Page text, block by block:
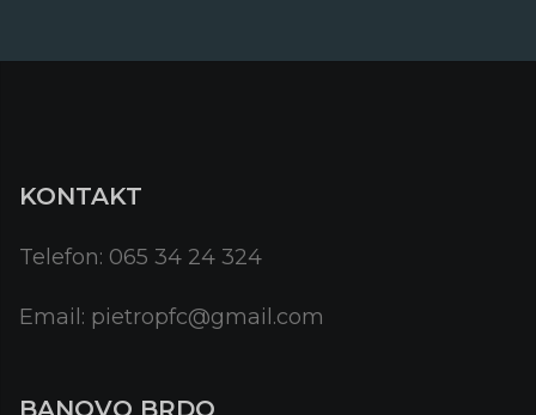
KONTAKT
Telefon: 065 34 24 324
Email: pietropfc@gmail.com
BANOVO BRDO